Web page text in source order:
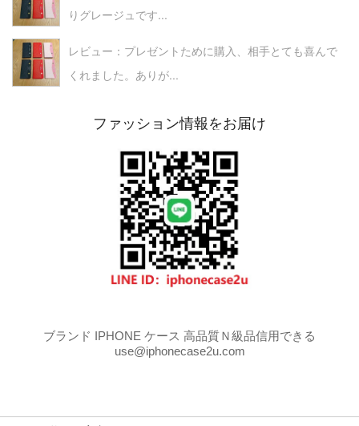
りグレージュです...
レビュー：プレゼントために購入、相手とても喜んで
くれました。ありが...
ファッション情報をお届け
ブランド IPHONE ケース 高品質Ｎ級品信用できる
use@iphonecase2u.com